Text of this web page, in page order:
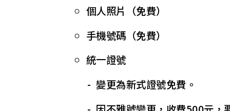
個人照片（免費）
手機號碼（免費）
統一證號
變更為新式證號免費。